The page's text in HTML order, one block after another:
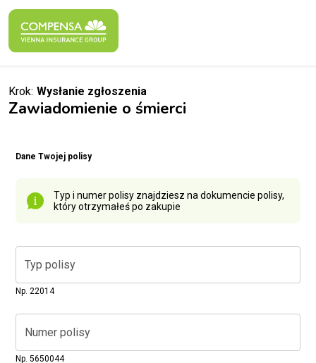
Krok: Wysłanie zgłoszenia
Zawiadomienie o śmierci
Dane Twojej polisy
Typ i numer polisy znajdziesz na dokumencie polisy,
który otrzymałeś po zakupie
Typ polisy
Np. 22014
Numer polisy
Np. 5650044